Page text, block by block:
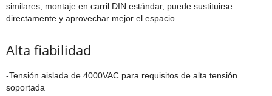
similares, montaje en carril DIN estándar, puede sustituirse
directamente y aprovechar mejor el espacio.
Alta fiabilidad
-Tensión aislada de 4000VAC para requisitos de alta tensión
soportada